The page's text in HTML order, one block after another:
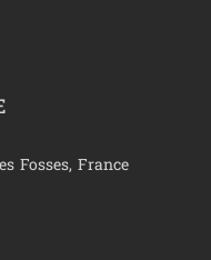
Fosses, France